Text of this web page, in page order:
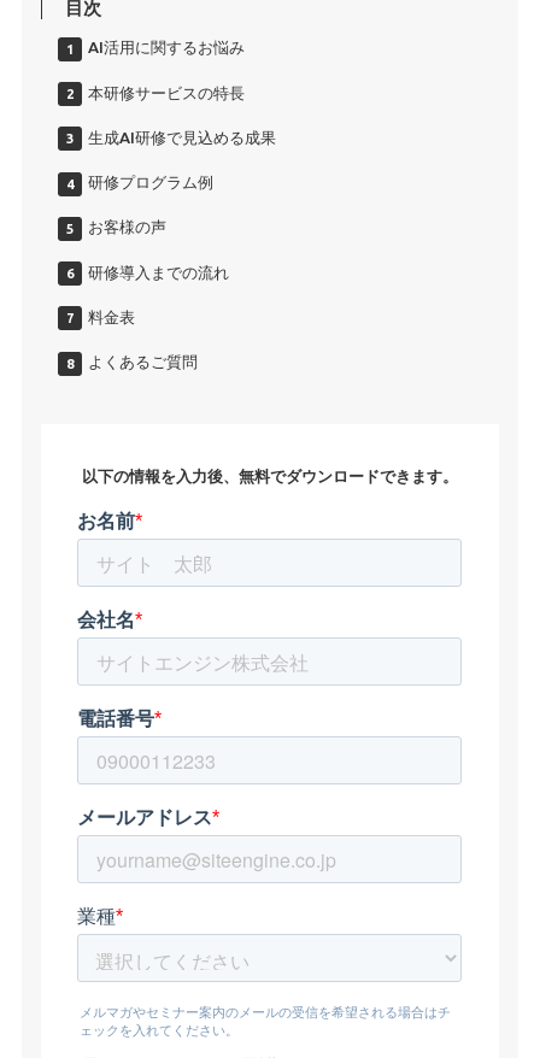
目次
AI活用に関するお悩み
本研修サービスの特長
生成AI研修で見込める成果
研修プログラム例
お客様の声
研修導入までの流れ
料金表
よくあるご質問
以下の情報を入力後、無料でダウンロードできます。